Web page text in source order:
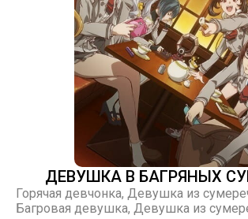
ДЕВУШКА В БАГРЯНЫХ
Горячая девчонка, Девушка из
Багровая девушка, Девушка из